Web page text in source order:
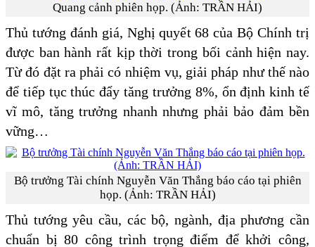
Quang cảnh phiên họp. (Ảnh: TRẦN HẢI)
Thủ tướng đánh giá, Nghị quyết 68 của Bộ Chính trị
được ban hành rất kịp thời trong bối cảnh hiện nay.
Từ đó đặt ra phải có nhiệm vụ, giải pháp như thế nào
để tiếp tục thúc đẩy tăng trưởng 8%, ổn định kinh tế
vĩ mô, tăng trưởng nhanh nhưng phải bảo đảm bền
vững…
Bộ trưởng Tài chính Nguyễn Văn Thắng báo cáo tại phiên
họp. (Ảnh: TRẦN HẢI)
Thủ tướng yêu cầu, các bộ, ngành, địa phương cần
chuẩn bị 80 công trình trọng điểm để khởi công,